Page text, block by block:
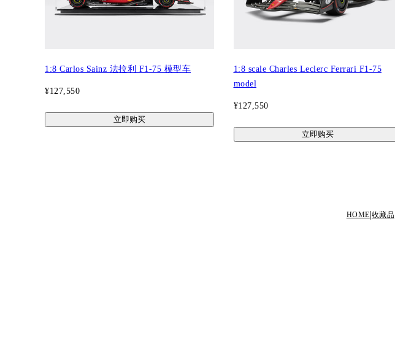
1:8 Carlos Sainz 法拉利 F1-75 模型车
¥127,550
立即购买
1:8 scale Charles Leclerc Ferrari F1-75
model
¥127,550
立即购买
HOME 收藏品